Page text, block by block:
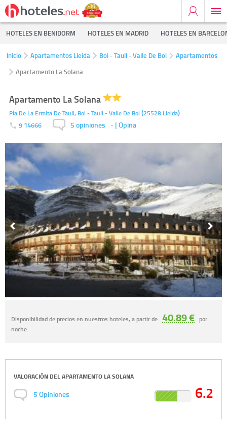
HOTELES EN BENIDORM HOTELES EN MADRID HOTELES EN
Inicio Apartamentos Lleida Boi - Taull - Valle De Boi
Apartamentos
Apartamento La Solana
Apartamento La Solana
Pla De La Ermita De Taull, Boi - Taull - Valle De Boi (25528 Lleida)
9 14666 5 opiniones - | Opina
Disponibilidad de precios en nuestros hoteles, a partir de 40.89 € por
noche.
VALORACIÓN DELAPARTAMENTO LA SOLANA
5Opiniones 6.2